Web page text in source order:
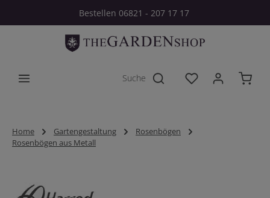
Zum Hauptinhalt springenBestellen 06821 - 207 17 17
Du hast 0
Home Gartengestaltung
Rosenbögen
Rosenbögen aus Metall